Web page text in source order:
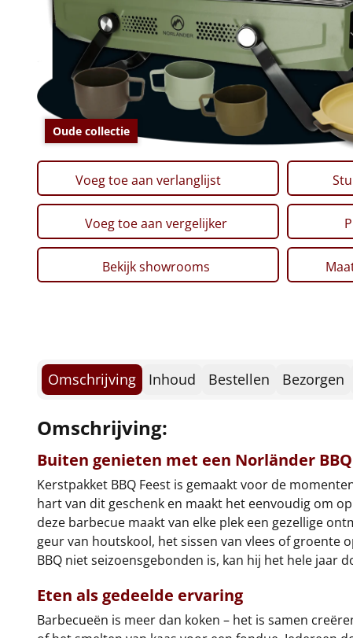
Oude collectie
Voeg toe aan verlanglijst
Voeg toe aan vergelijker
Bekijk showrooms
Omschrijving Inhoud Bestellen Bezorgen
Omschrijving:
Buiten genieten met een Norländer
Kerstpakket BBQ Feest is gemaakt voor de
hart van dit geschenk en maakt het eenvoudig om
deze barbecue maakt van elke plek een gezellige
geur van houtskool, het sissen van vlees of groente
BBQ niet seizoensgebonden is, kan hij het hele jaar
Eten als gedeelde ervaring
Barbecueën is meer dan koken – het is samen